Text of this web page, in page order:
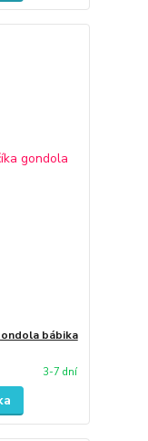
bábika
3-7 dní